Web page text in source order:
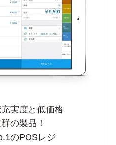
実度と低価格
の製品！
のPOSレジ